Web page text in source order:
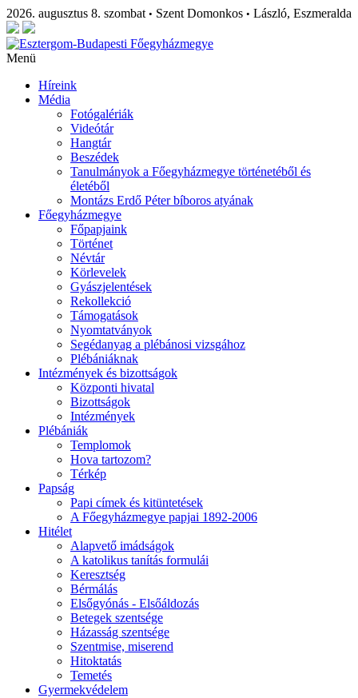
2026. augusztus 8. szombat • Szent Domonkos • László, Eszmeralda
Menü
Híreink
Média
Fotógalériák
Videótár
Hangtár
Beszédek
Tanulmányok a Főegyházmegye történetéből és
életéből
Montázs Erdő Péter bíboros atyának
Főegyházmegye
Főpapjaink
Történet
Névtár
Körlevelek
Gyászjelentések
Rekollekció
Támogatások
Nyomtatványok
Segédanyag a plébánosi vizsgához
Plébániáknak
Intézmények és bizottságok
Központi hivatal
Bizottságok
Intézmények
Plébániák
Templomok
Hova tartozom?
Térkép
Papság
Papi címek és kitüntetések
A Főegyházmegye papjai 1892-2006
Hitélet
Alapvető imádságok
A katolikus tanítás formulái
Keresztség
Bérmálás
Elsőgyónás - Elsőáldozás
Betegek szentsége
Házasság szentsége
Szentmise, miserend
Hitoktatás
Temetés
Gyermekvédelem